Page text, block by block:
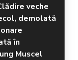
veche
demolată
în
Muscel